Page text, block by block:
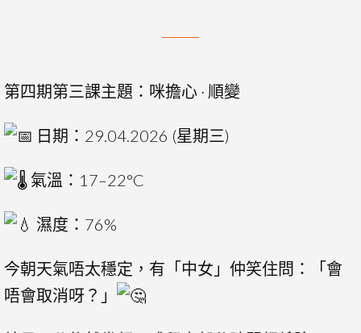
第四期第三課主題：咪擔心 · 順變
日期：29.04.2026 (星期三)
氣溫：17–22°C
濕度：76%
今朝天氣唔太穩定，有「中女」仲笑住問：「會
唔會取消呀？」